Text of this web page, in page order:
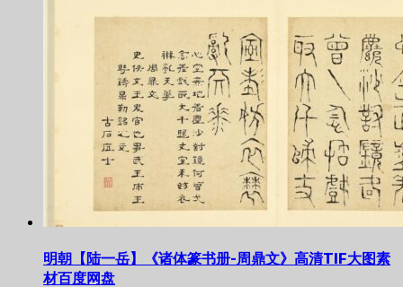
明朝【陆一岳】《诸体篆书册-周鼎文》高清TIF大图素
材百度网盘